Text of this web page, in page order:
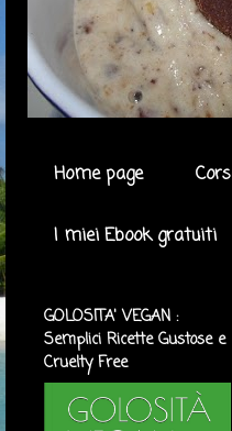
Home page
I miei Ebook gratuiti
GOLOSITA' VEGAN :
Semplici Ricette Gustose e
Cruelty Free